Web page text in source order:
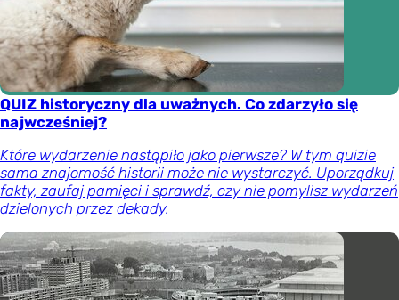
QUIZ historyczny dla uważnych. Co zdarzyło się
najwcześniej?
Które wydarzenie nastąpiło jako pierwsze? W tym quizie
sama znajomość historii może nie wystarczyć. Uporządkuj
fakty, zaufaj pamięci i sprawdź, czy nie pomylisz wydarzeń
dzielonych przez dekady.